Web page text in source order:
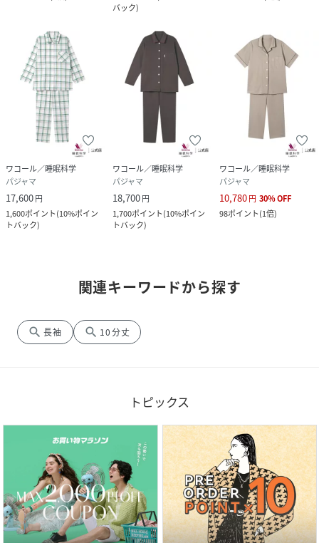
バック)
ワコール／睡眠科学
パジャマ
17,600円
1,600ポイント(10%ポイン
トバック)
ワコール／睡眠科学
パジャマ
18,700円
1,700ポイント(10%ポイン
トバック)
ワコール／睡眠科学
パジャマ
10,780円 30%OFF
98ポイント(1倍)
関連キーワードから探す
search 長袖 search 10分丈
トピックス